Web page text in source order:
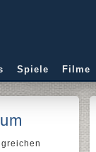
Spiele Filme